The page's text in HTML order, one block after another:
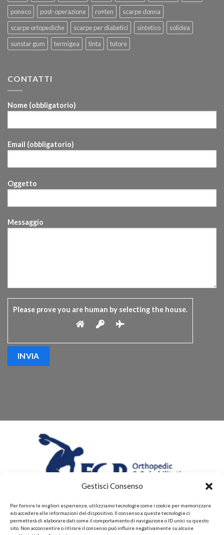
Gestisci Consenso
Per fornire le migliori esperienze, utilizziamo tecnologie come i cookie per memorizzare
e/o accedere alle informazioni del dispositivo. Il consenso a queste tecnologie ci
permetterà di elaborare dati come il comportamento di navigazione o ID unici su questo
sito. Non acconsentire o ritirare il consenso può influire negativamente su alcune
poneco
post-operazione ro+ten
scarpe donna
scarpe ortopediche
scarpe per diabetici sintetico
solidea
sunstar gum
termigea tinta tutore
CONTATTI
Nome (obbligatorio)
Email (obbligatorio)
Oggetto
Messaggio
Please prove you are human by selecting the house.